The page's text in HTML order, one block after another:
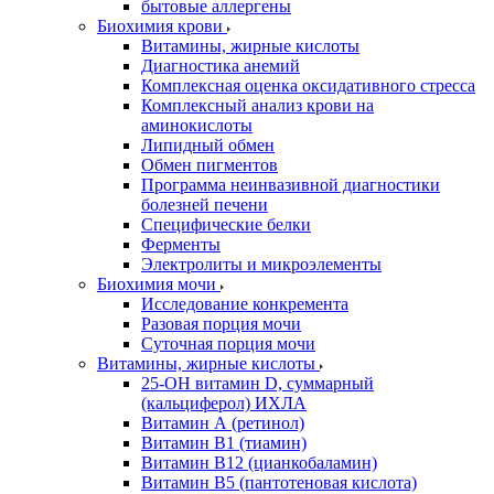
бытовые аллергены
Биохимия крови
Витамины, жирные кислоты
Диагностика анемий
Комплексная оценка оксидативного стресса
Комплексный анализ крови на
аминокислоты
Липидный обмен
Обмен пигментов
Программа неинвазивной диагностики
болезней печени
Специфические белки
Ферменты
Электролиты и микроэлементы
Биохимия мочи
Исследование конкремента
Разовая порция мочи
Суточная порция мочи
Витамины, жирные кислоты
25-OH витамин D, суммарный
(кальциферол) ИХЛА
Витамин А (ретинол)
Витамин В1 (тиамин)
Витамин В12 (цианкобаламин)
Витамин В5 (пантотеновая кислота)